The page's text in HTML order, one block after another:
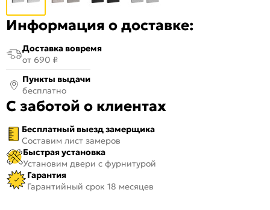
Информация о доставке:
Доставка вовремя
от 690 ₽
Пункты выдачи
бесплатно
С заботой о клиентах
Бесплатный выезд замерщика
Составим лист замеров
Быстрая установка
Установим двери с фурнитурой
Гарантия
Гарантийный срок 18 месяцев